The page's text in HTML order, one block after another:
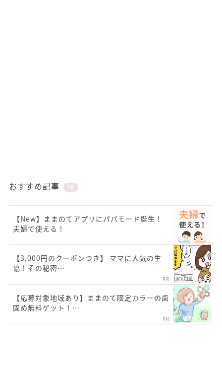
おすすめ記事 PR
【New】ままのてアプリにパパモード誕生！
夫婦で使える！
【3,000円のクーポンつき】 ママに人気の生
協！その秘密…
PR
【応募対象地域あり】ままのて限定カラーの歯
固め無料ゲット！…
PR